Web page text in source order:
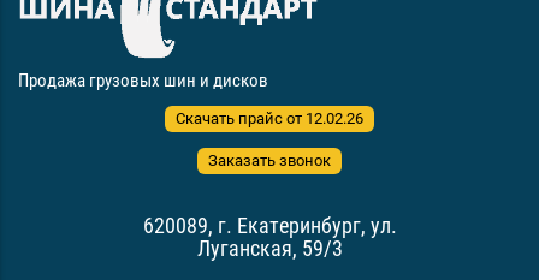
Продажа грузовых шин и дисков
Скачать прайс от 12.02.26
Заказать звонок
620089, г. Екатеринбург, ул.
Луганская, 59/3